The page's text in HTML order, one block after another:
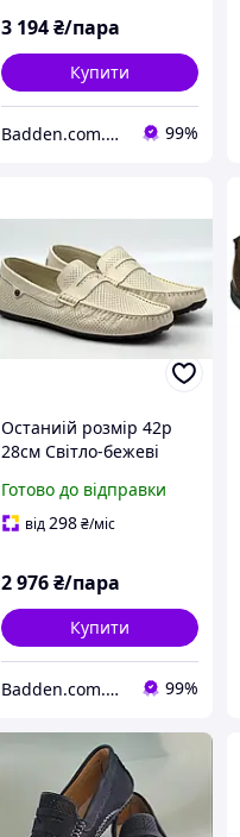
3 194₴/пара
Купити
Badden.com.ua інтернет магазин чоловічого та жіночого взуття великих розмірів 99%
Останиій розмір 42р
28см Світло-бежеві
перфорація чоловіче
взуття ETHEREAL Classic
Готово до відправки
від298₴/міс
2 976₴/пара
Купити
Badden.com.ua інтернет магазин чоловічого та жіночого взуття великих розмірів 99%